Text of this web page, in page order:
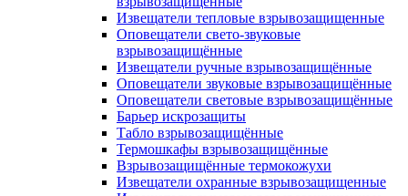
Извещатели тепловые взрывозащищенные
Оповещатели свето-звуковые
взрывозащищённые
Извещатели ручные взрывозащищённые
Оповещатели звуковые взрывозащищённые
Оповещатели световые взрывозащищённые
Барьер искрозащиты
Табло взрывозащищённые
Термошкафы взрывозащищённые
Взрывозащищённые термокожухи
Извещатели охранные взрывозащищенные